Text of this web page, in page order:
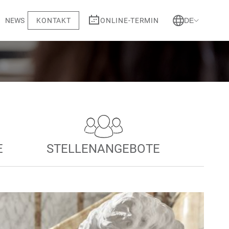
NEWS KONTAKT ONLINE-TERMIN DE
STELLENANGEBOTE